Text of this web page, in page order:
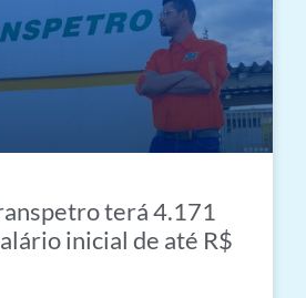
terá 4.171
inicial de até R$